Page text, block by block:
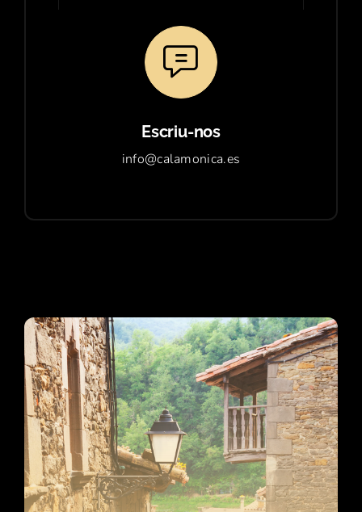
Escriu-nos
info@calamonica.es